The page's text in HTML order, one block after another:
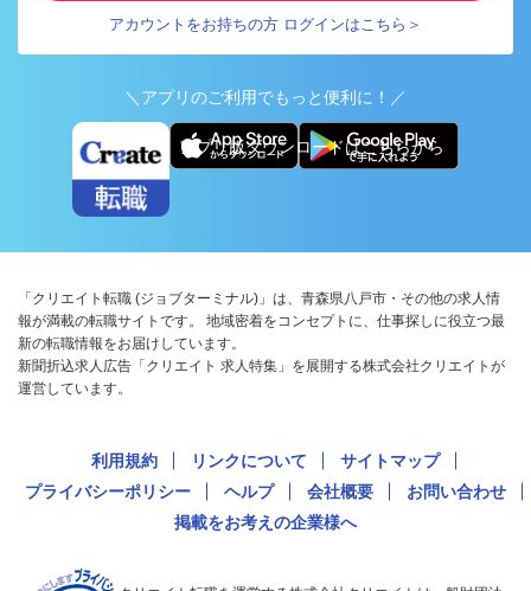
アカウントをお持ちの方 ログインはこちら＞
＼アプリのご利用でもっと便利に！／
アプリ版ダウンロードはこちらから
「クリエイト転職 (ジョブターミナル)」は、青森県八戸市・その他の求人情
報が満載の転職サイトです。 地域密着をコンセプトに、仕事探しに役立つ最
新の転職情報をお届けしています。
新聞折込求人広告「クリエイト 求人特集」を展開する株式会社クリエイトが
運営しています。
利用規約 リンクについて
サイトマップ
プライバシーポリシー
ヘルプ 会社概要
お問い合わせ
掲載をお考えの企業様へ